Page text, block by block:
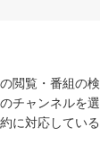
閲覧・番組の
チャンネルを
に対応してい